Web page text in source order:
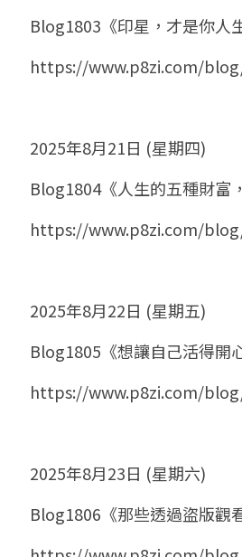
Blog1803《印星，才是你人
https://www.p8zi.com/
2025年8月21日 (星期四)
Blog1804《人生的五種財富
https://www.p8zi.com/
2025年8月22日 (星期五)
Blog1805《想讓自己活得開
https://www.p8zi.com/
2025年8月23日 (星期六)
Blog1806《那些透過盜版觀